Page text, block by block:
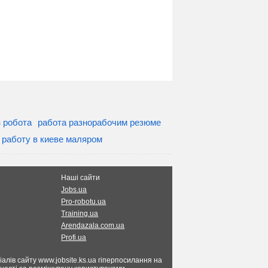
робота
работа разнорабочим резюме
работу в киеве маляром
Наші сайти
Jobs.ua
Pro-robotu.ua
Training.ua
Arendazala.com.ua
Profi.ua
сайту www.jobsite.ks.ua гіперпосилання на